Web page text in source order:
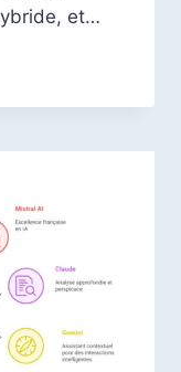
et…